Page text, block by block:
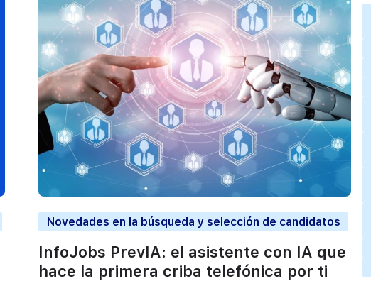
Novedades en la búsqueda y selección de candidatos
InfoJobs PrevIA: el asistente con IA que
hace la primera criba telefónica por ti